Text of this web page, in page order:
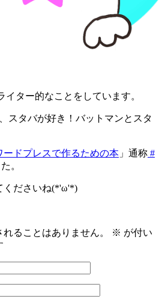
イター的なことをしています。
スタバが好き！バットマンとスタ
ードプレスで作るための本 」通称 #
。
くださいね(*'ω'*)
ることはありません。 ※ が付い